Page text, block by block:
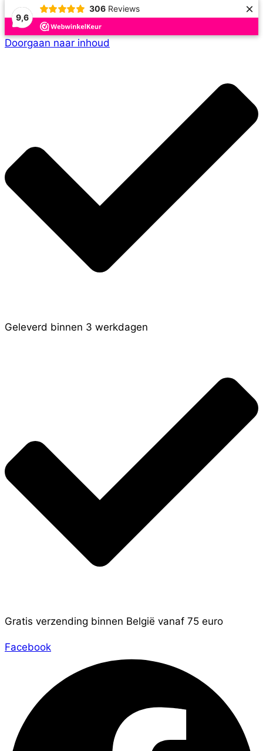
9,6
306 Reviews ×
Doorgaan naar inhoud
Geleverd binnen 3 werkdagen
Gratis verzending binnen België vanaf 75 euro
Facebook